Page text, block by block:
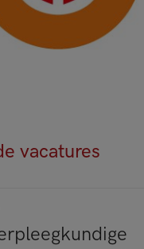
vacatures